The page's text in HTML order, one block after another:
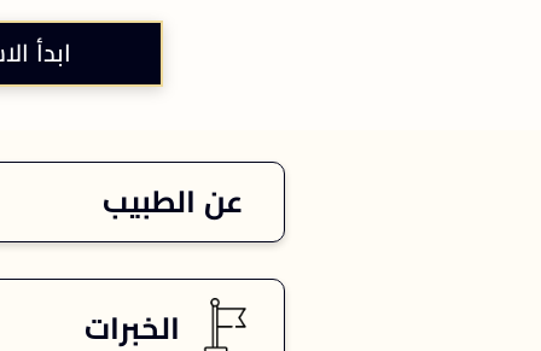
ابدأ
عن الطبيب
الخبرات